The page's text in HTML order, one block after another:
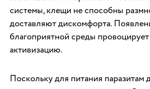
системы, клещи не способны
доставляют дискомфорта.
благоприятной среды
активизацию.
Поскольку для питания паразитам